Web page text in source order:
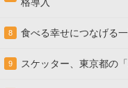
8 食べる幸せにつなげる
9 スケッター、東京都の